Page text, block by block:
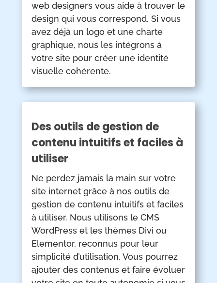
web designers vous aide à trouver le
design qui vous correspond. Si vous
avez déjà un logo et une charte
graphique, nous les intégrons à
votre site pour créer une identité
visuelle cohérente.
Des outils de gestion de
contenu intuitifs et faciles à
utiliser
Ne perdez jamais la main sur votre
site internet grâce à nos outils de
gestion de contenu intuitifs et faciles
à utiliser. Nous utilisons le CMS
WordPress et les thèmes Divi ou
Elementor, reconnus pour leur
simplicité d’utilisation. Vous pourrez
ajouter des contenus et faire évoluer